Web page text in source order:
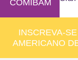
COMIBAM
INSCREVA-
AMERICANO